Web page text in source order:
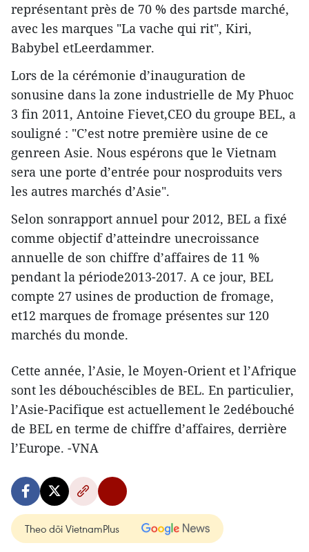
représentant près de 70 % des partsde marché,
avec les marques "La vache qui rit", Kiri,
Babybel etLeerdammer.
Lors de la cérémonie d’inauguration de
sonusine dans la zone industrielle de My Phuoc
3 fin 2011, Antoine Fievet,CEO du groupe BEL, a
souligné : "C’est notre première usine de ce
genreen Asie. Nous espérons que le Vietnam
sera une porte d’entrée pour nosproduits vers
les autres marchés d’Asie".
Selon sonrapport annuel pour 2012, BEL a fixé
comme objectif d’atteindre unecroissance
annuelle de son chiffre d’affaires de 11 %
pendant la période2013-2017. A ce jour, BEL
compte 27 usines de production de fromage,
et12 marques de fromage présentes sur 120
marchés du monde.
Cette année, l’Asie, le Moyen-Orient et l’Afrique
sont les débouchéscibles de BEL. En particulier,
l’Asie-Pacifique est actuellement le 2edébouché
de BEL en terme de chiffre d’affaires, derrière
l’Europe. -VNA
Theo dõi VietnamPlus